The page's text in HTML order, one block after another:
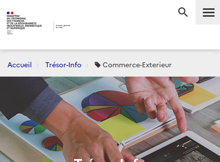
Accueil Trésor-Info Commerce-Exterieur